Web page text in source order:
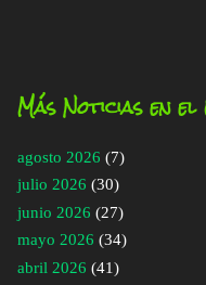
Más Noticias en
agosto 2026 (7)
julio 2026 (30)
junio 2026 (27)
mayo 2026 (34)
abril 2026 (41)